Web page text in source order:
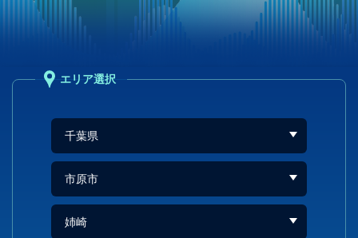
エリア選択